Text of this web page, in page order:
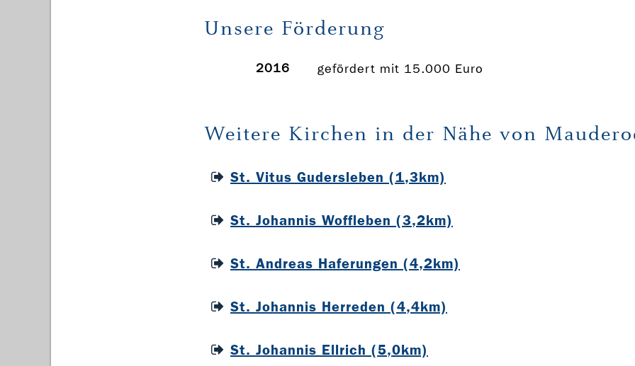
Unsere Förderung
2016 gefördert mit 15.000 Euro
Weitere Kirchen in der Nähe von
St. Vitus Gudersleben (1,3km)
St. Johannis Woffleben (3,2km)
St. Andreas Haferungen (4,2km)
St. Johannis Herreden (4,4km)
St. Johannis Ellrich (5,0km)